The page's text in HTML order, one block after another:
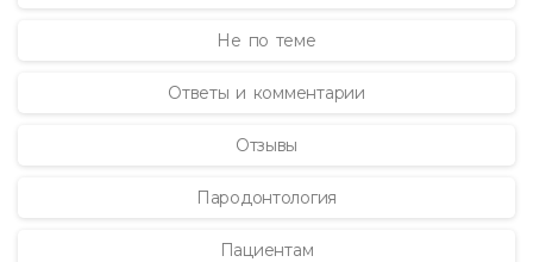
Не по теме
Ответы и комментарии
Отзывы
Пародонтология
Пациентам